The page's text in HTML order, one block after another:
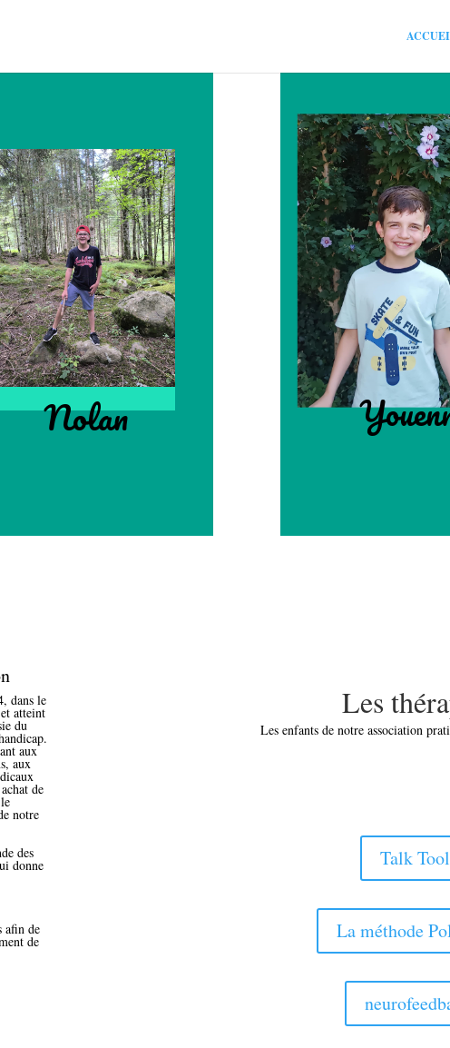
Nolan
dans le
atteint
du
aux
aux
de
notre
des
donne
afin de
de
Les
Les enfants de notre association
Talk
La méthode